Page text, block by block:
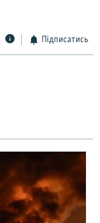
Підписатись